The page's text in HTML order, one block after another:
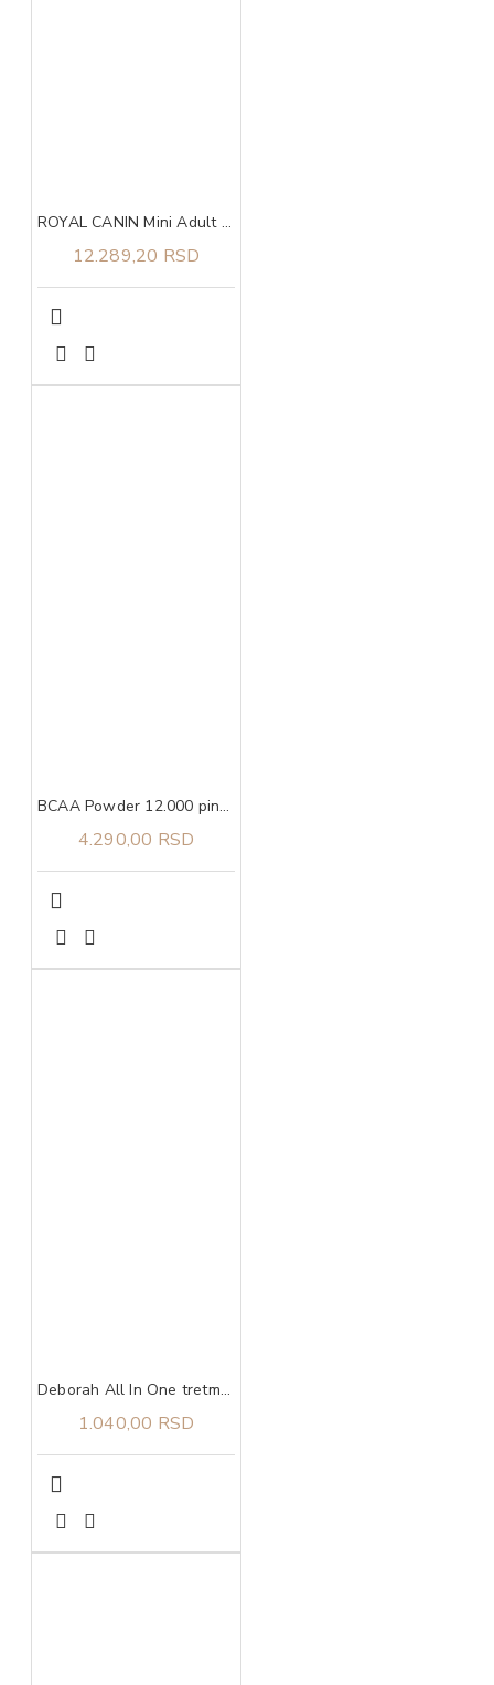
ROYAL CANIN Mini Adult 8+ 8kg
12.289,20 RSD
BCAA Powder 12.000 pink lemonade, 457g ULTIMATE NUTRITION
4.290,00 RSD
Deborah All In One tretman za oštećene nokte 9,5 ml
1.040,00 RSD